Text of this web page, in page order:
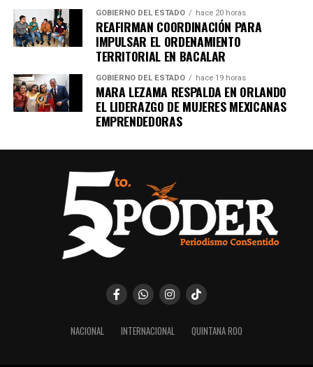
GOBIERNO DEL ESTADO hace 20 horas
REAFIRMAN COORDINACIÓN PARA
IMPULSAR EL ORDENAMIENTO
TERRITORIAL EN BACALAR
GOBIERNO DEL ESTADO hace 19 horas
MARA LEZAMA RESPALDA EN ORLANDO
EL LIDERAZGO DE MUJERES MEXICANAS
EMPRENDEDORAS
NACIONAL INTERNACIONAL QUINTANA ROO